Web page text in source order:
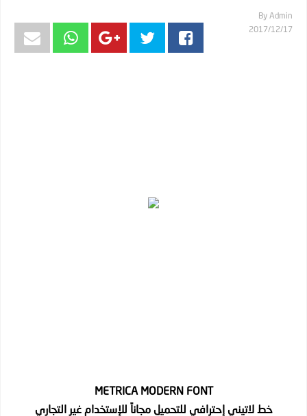
By Admin
17‏/12‏/2017
METRICA MODERN FONT
خط لاتيني إحترافي للتحميل مجاناً للإستخدام غير التجاري